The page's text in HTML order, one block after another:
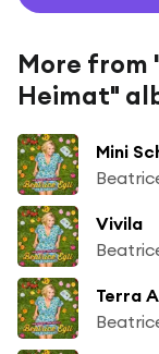
More from
Heimat"
Mini
Vivila